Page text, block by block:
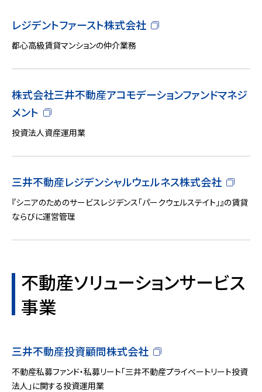
レジデントファースト株式会社
都心高級賃貸マンションの仲介業務
株式会社三井不動産アコモデーションファンドマネジ
メント
投資法人資産運用業
三井不動産レジデンシャルウェルネス株式会社
『シニアのためのサービスレジデンス「パークウェルステイト」』の賃貸
ならびに運営管理
不動産ソリューションサービス
事業
三井不動産投資顧問株式会社
不動産私募ファンド・私募リート「三井不動産プライベートリート投資
法人」に関する投資運用業